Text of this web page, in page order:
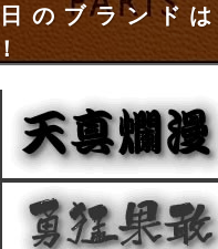
のブランド